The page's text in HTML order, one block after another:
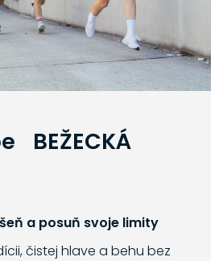
BEŽECKÁ
a posuň svoje limity
čistej hlave a behu bez